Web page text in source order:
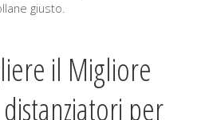
giusto.
il Migliore
per